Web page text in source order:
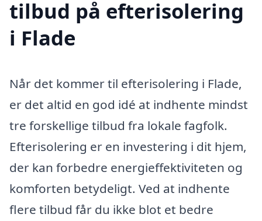
tilbud på efterisolering
i Flade
Når det kommer til efterisolering i Flade,
er det altid en god idé at indhente mindst
tre forskellige tilbud fra lokale fagfolk.
Efterisolering er en investering i dit hjem,
der kan forbedre energieffektiviteten og
komforten betydeligt. Ved at indhente
flere tilbud får du ikke blot et bedre